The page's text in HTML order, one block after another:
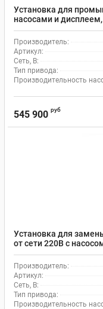
Установка для
насосами и дисплеем,
02.023.11S
Производитель:
Артикул:
Сеть, В:
Тип привода:
Производительность
545 900 руб
Установка для
от сети 220В с
Производитель:
Артикул:
Сеть, В:
Тип привода:
Производительность